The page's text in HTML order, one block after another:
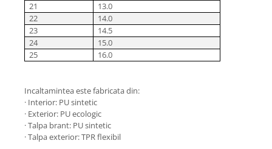
21
13.0
22
14.0
23
14.5
24
15.0
25
16.0
Incaltamintea este fabricata din:
· Interior: PU sintetic
· Exterior: PU ecologic
· Talpa brant: PU sintetic
· Talpa exterior: TPR flexibil